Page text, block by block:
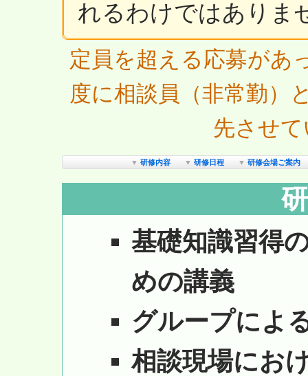
れるわけではありま
定員を超える応募があ
度に相談員（非常勤）
先させ
▼ 研修内容 ▼ 研修日程 ▼ 研修会場ご案内
基礎知識習得
めの講義
グループによ
相談現場にお